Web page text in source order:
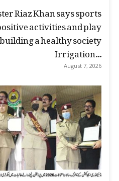
Riaz Khan says sports
activities and play
a healthy society
Irrigation...
August 7, 2026